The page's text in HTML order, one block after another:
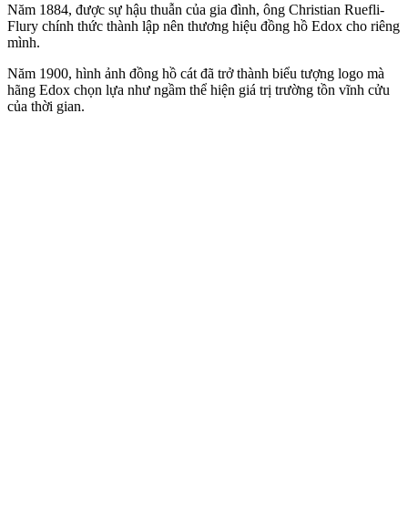
Năm 1884, được sự hậu thuẫn của gia đình, ông Christian Ruefli-
Flury chính thức thành lập nên thương hiệu đồng hồ Edox cho riêng
mình.
Năm 1900, hình ảnh đồng hồ cát đã trở thành biểu tượng logo mà
hãng Edox chọn lựa như ngầm thể hiện giá trị trường tồn vĩnh cửu
của thời gian.